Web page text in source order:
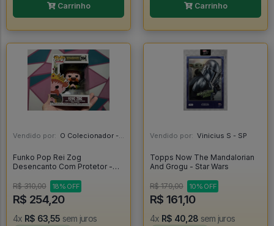
Carrinho Carrinho
Vendido por: O Colecionador - SP
Funko Pop Rei Zog
Desencanto Com Protetor -
R$ 310,00
18% OFF
R$ 254,20
4x R$ 63,55 sem juros
Vendido por: Vinicius S - SP
Topps Now The Mandalorian
And Grogu - Star Wars
R$ 179,00 10% OFF
R$ 161,10
4x R$ 40,28 sem juros